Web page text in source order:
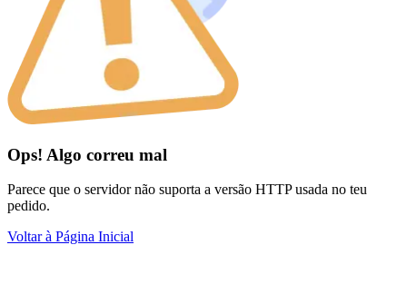
Ops! Algo correu mal
Parece que o servidor não suporta a versão HTTP usada no teu
pedido.
Voltar à Página Inicial